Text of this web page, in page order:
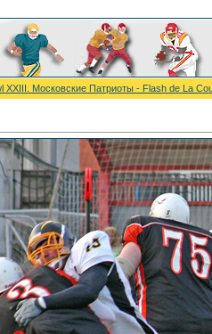
XXIII. Московские Патриоты - Flash de La